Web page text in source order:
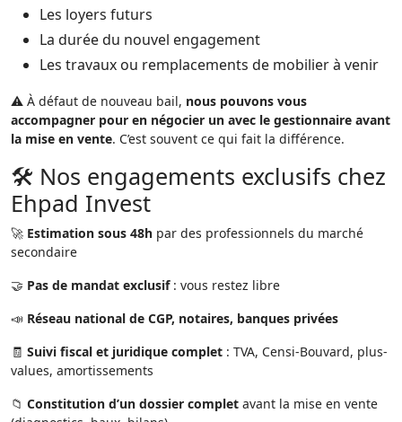
Les loyers futurs
La durée du nouvel engagement
Les travaux ou remplacements de mobilier à venir
⚠️ À défaut de nouveau bail, nous pouvons vous
accompagner pour en négocier un avec le gestionnaire avant
la mise en vente. C’est souvent ce qui fait la différence.
🛠️ Nos engagements exclusifs chez
Ehpad Invest
🚀 Estimation sous 48h par des professionnels du marché
secondaire
🤝 Pas de mandat exclusif: vous restez libre
📣 Réseau national de CGP, notaires, banques privées
🧾 Suivi fiscal et juridique complet : TVA, Censi-Bouvard, plus-
values, amortissements
📁 Constitution d’un dossier complet avant la mise en vente